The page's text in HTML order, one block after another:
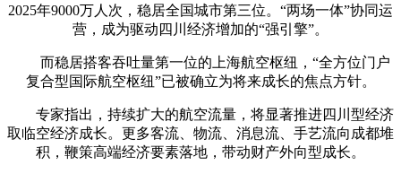
2025年9000万人次，稳居全国城市第三位。“两场一体”协同运
营，成为驱动四川经济增加的“强引擎”。
而稳居搭客吞吐量第一位的上海航空枢纽，“全方位门户
复合型国际航空枢纽”已被确立为将来成长的焦点方针。
专家指出，持续扩大的航空流量，将显著推进四川型经济
取临空经济成长。更多客流、物流、消息流、手艺流向成都堆
积，鞭策高端经济要素落地，带动财产外向型成长。